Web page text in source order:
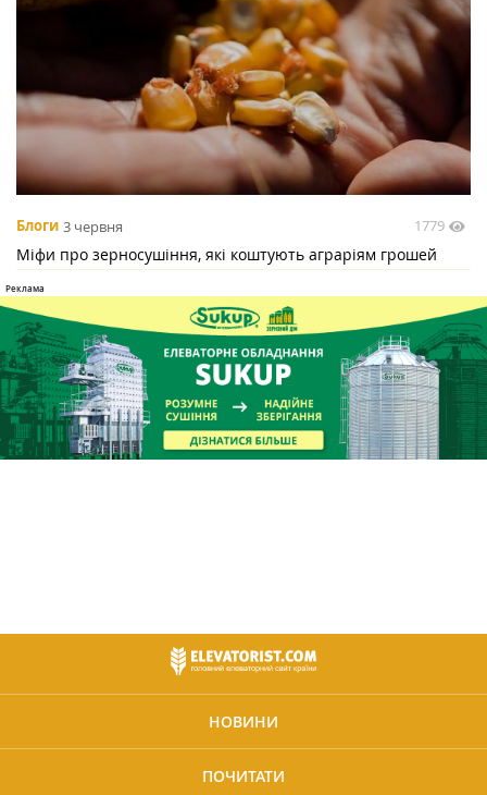
Блоги 3 червня 1779
Міфи про зерносушіння, які коштують аграріям грошей
НОВИНИ
ПОЧИТАТИ